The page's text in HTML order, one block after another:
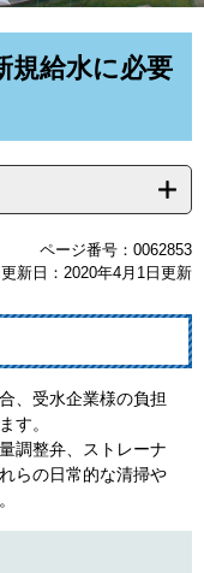
規給水に必要
ページ番号：0062853
更新日：2020年4月1日更新
、受水企業様の負担
す。
調整弁、ストレーナ
らの日常的な清掃や